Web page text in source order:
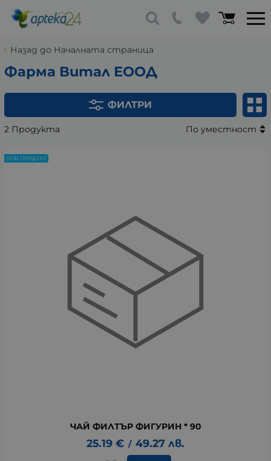
Назад до Началната страница
Фарма Витал ЕООД
ФИЛТРИ
2 Продукта По уместност
ЧАЙ ФИЛТЪР ФИГУРИН * 90
25.19 € / 49.27 лв.
НОВ ПРОДУКТ